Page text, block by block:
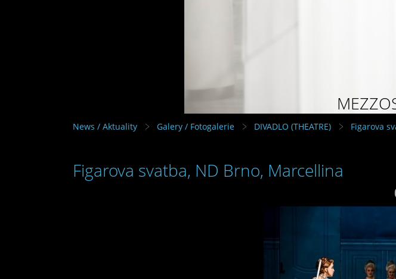
News / Aktuality Galery / Fotogalerie DIVADLO (THEATRE) Figarova
Figarova svatba, ND Brno, Marcellina